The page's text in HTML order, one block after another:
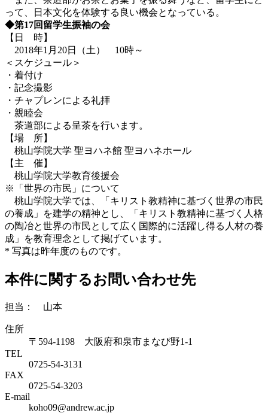
って、日本文化を体験する良い機会となっている。
◆第17回留学生振袖の会
【日 時】
2018年1月20日（土） 10時～
＜スケジュール＞
・着付け
・記念撮影
・チャプレンによる礼拝
・親睦会
茶道部による呈茶を行います。
【場 所】
桃山学院大学 聖ヨハネ館 聖ヨハネホール
【主 催】
桃山学院大学教育後援会
※「世界の市民」について
桃山学院大学では、「キリスト教精神に基づく世界の市民
の養成」を建学の精神とし、「キリスト教精神に基づく人格
の陶冶と世界の市民として広く国際的に活躍し得る人材の養
成」を教育理念として掲げています。
* 写真は昨年度のものです。
本件に関するお問い合わせ先
担当： 山本
住所
〒594-1198 大阪府和泉市まなび野1-1
TEL
0725-54-3131
FAX
0725-54-3203
E-mail
koho09@andrew.ac.jp